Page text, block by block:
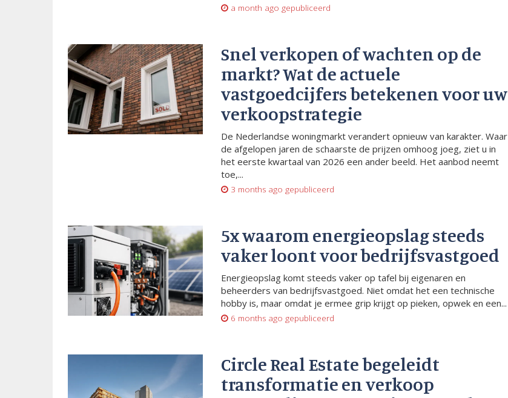
a month ago gepubliceerd
Snel verkopen of wachten op de
markt? Wat de actuele
vastgoedcijfers betekenen voor uw
verkoopstrategie
De Nederlandse woningmarkt verandert opnieuw van karakter. Waar
de afgelopen jaren de schaarste de prijzen omhoog joeg, ziet u in
het eerste kwartaal van 2026 een ander beeld. Het aanbod neemt
toe,...
3 months ago gepubliceerd
5x waarom energieopslag steeds
vaker loont voor bedrijfsvastgoed
Energieopslag komt steeds vaker op tafel bij eigenaren en
beheerders van bedrijfsvastgoed. Niet omdat het een technische
hobby is, maar omdat je ermee grip krijgt op pieken, opwek en een...
6 months ago gepubliceerd
Circle Real Estate begeleidt
transformatie en verkoop